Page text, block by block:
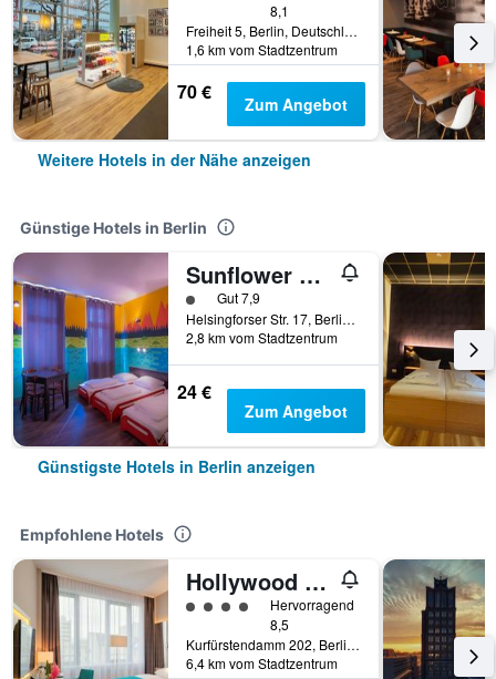
8,1
Freiheit 5, Berlin, Deutschland
1,6 km vom Stadtzentrum
70 € Zum Angebot
Weitere Hotels in der Nähe anzeigen
Günstige Hotels in Berlin
Sunflower Hostel Berlin
Bewertungskategorie 1
Gut 7,9
Helsingforser Str. 17, Berlin, Deutschland
2,8 km vom Stadtzentrum
24 €
Zum Angebot
Günstigste Hotels in Berlin anzeigen
Empfohlene Hotels
Hollywood Media Hotel
Bewertungskategorie 4
Hervorragend
8,5
Kurfürstendamm 202, Berlin, Deutschland
6,4 km vom Stadtzentrum